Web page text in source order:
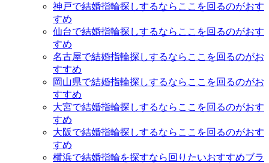
神戸で結婚指輪探しするならここを回るのがおす
すめ
仙台で結婚指輪探しするならここを回るのがおす
すめ
名古屋で結婚指輪探しするならここを回るのがお
すすめ
岡山県で結婚指輪探しするならここを回るのがお
すすめ
大宮で結婚指輪探しするならここを回るのがおす
すめ
大阪で結婚指輪探しするならここを回るのがおす
すめ
横浜で結婚指輪を探すなら回りたいおすすめブラ